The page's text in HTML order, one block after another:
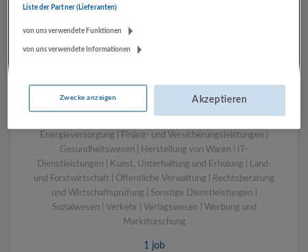
LUGSTEIN CONSULTING
Energieversorgung | Finanz- und Versicherungsleistungen |
Gesundheitswesen | Herstellung von Waren | IT-
Dienstleistungen | Kunst, Unterhaltung und Erholung | Land-
und Forstwirtschaft | Öffentliche Verwaltung | Rechtsberatung
und Wirtschaftsprüfung | Sonstige Dienstleistungen |
Sozialwesen | Verkehr | Verlagswesen | Werbung und
Marktforschung
1 job
Liste der Partner (Lieferanten)
von uns verwendete Funktionen
von uns verwendete Informationen
Zwecke anzeigen Akzeptieren